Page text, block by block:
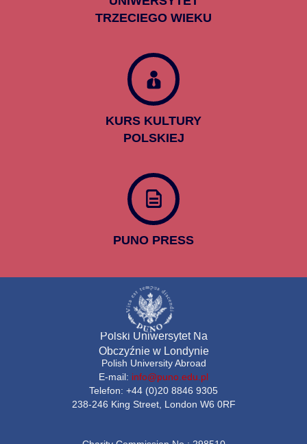
TRZECIEGO WIEKU
KURS KULTURY
POLSKIEJ
PUNO PRESS
Polski Uniwersytet Na
Obczyźnie w Londynie
Polish University Abroad
E-mail: info@puno.edu.pl
Telefon: +44 (0)20 8846 9305
238-246 King Street, London W6 0RF